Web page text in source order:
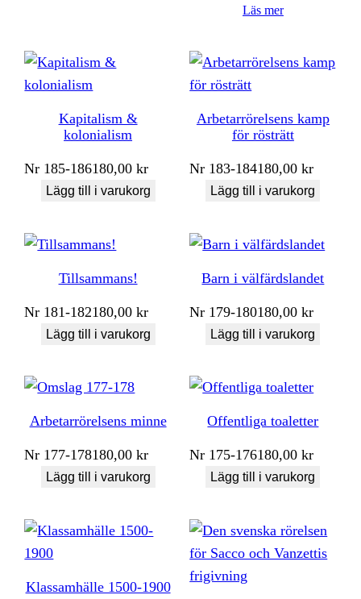
Läs mer
Kapitalism &
kolonialism
Nr 185-186180,00kr
Lägg till i varukorg
Arbetarrörelsens kamp
för rösträtt
Nr 183-184180,00kr
Lägg till i varukorg
Tillsammans!
Nr 181-182180,00kr
Lägg till i varukorg
Barn i välfärdslandet
Nr 179-180180,00kr
Lägg till i varukorg
Arbetarrörelsens minne
Nr 177-178180,00kr
Lägg till i varukorg
Offentliga toaletter
Nr 175-176180,00kr
Lägg till i varukorg
Klassamhälle 1500-1900